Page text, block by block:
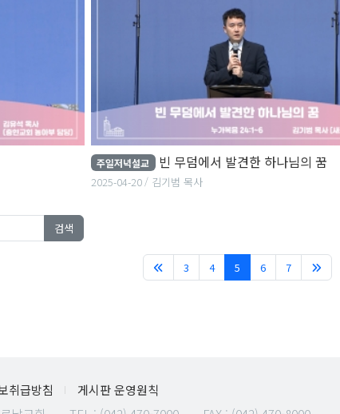
주일저녁설교 빈 무덤에서 발견한 하나님의 꿈
2025-04-20 김기범 목사
검색
3 4 5(current)
6 7
취급방침
게시판 운영원칙